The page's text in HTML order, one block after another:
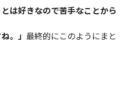
は好きなので苦手なことから
。」 最終的にこのようにまと